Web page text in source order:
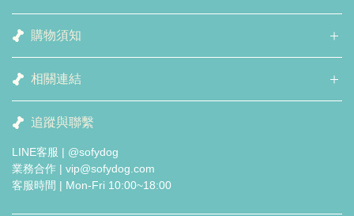
購物須知
相關連結
追蹤與聯繫
LINE客服 | @sofydog
業務合作 | vip@sofydog.com
客服時間 | Mon-Fri 10:00~18:00